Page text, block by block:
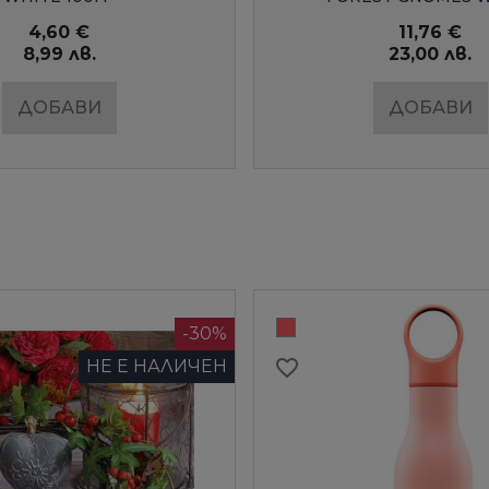
11,76 €
23,00 лв.
ДОБАВИ
4,60 €
8,99 лв.
ДОБАВИ
-20%
favorite_border